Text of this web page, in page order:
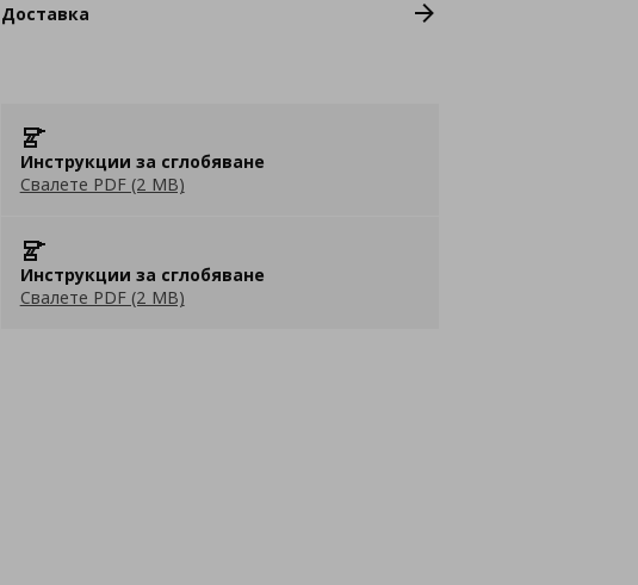
Доставка
Инструкции за сглобяване
Свалете PDF (2 MB)
Инструкции за сглобяване
Свалете PDF (2 MB)